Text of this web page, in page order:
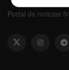
Portal de noticias